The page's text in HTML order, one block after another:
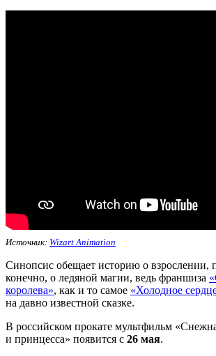
Источник: Wizart Animation
Синопсис обещает историю о взрослении,
конечно, о ледяной магии, ведь франшиза
королева», как и то самое «Холодное
на давно известной сказке.
В российском прокате мультфильм
и принцесса» появится с 26 мая.